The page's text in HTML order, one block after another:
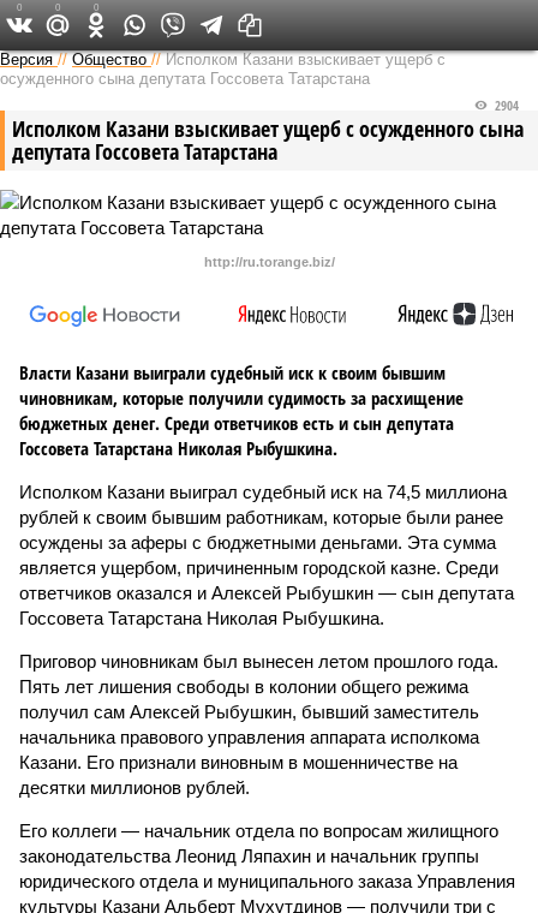
Версия в Татарстане
Версия //Общество //Исполком Казани взыскивает ущерб с
осужденного сына депутата Госсовета Татарстана
Исполком Казани взыскивает ущерб с осужденного сына
депутата Госсовета Татарстана
2904
http://ru.torange.biz/
Власти Казани выиграли судебный иск к своим бывшим
чиновникам, которые получили судимость за расхищение
бюджетных денег. Среди ответчиков есть и сын депутата
Госсовета Татарстана Николая Рыбушкина.
Исполком Казани выиграл судебный иск на 74,5 миллиона
рублей к своим бывшим работникам, которые были ранее
осуждены за аферы с бюджетными деньгами. Эта сумма
является ущербом, причиненным городской казне. Среди
ответчиков оказался и Алексей Рыбушкин — сын депутата
Госсовета Татарстана Николая Рыбушкина.
Приговор чиновникам был вынесен летом прошлого года.
Пять лет лишения свободы в колонии общего режима
получил сам Алексей Рыбушкин, бывший заместитель
начальника правового управления аппарата исполкома
Казани. Его признали виновным в мошенничестве на
десятки миллионов рублей.
Его коллеги — начальник отдела по вопросам жилищного
законодательства Леонид Ляпахин и начальник группы
юридического отдела и муниципального заказа Управления
культуры Казани Альберт Мухутдинов — получили три с
0 0 0